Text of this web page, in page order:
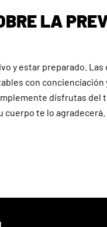
LA
y estar preparado. Las
con concienciación
disfrutas del
cuerpo te lo agradecerá.